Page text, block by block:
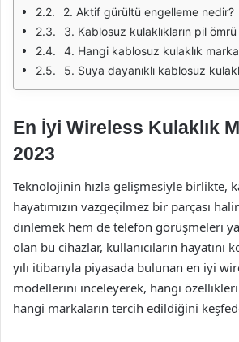
2. Aktif gürültü engelleme nedir?
3. Kablosuz kulaklıkların pil
4. Hangi kablosuz kulaklık
5. Suya dayanıklı kablosuz
En İyi Wireless Kulaklık
2023
Teknolojinin hızla gelişmesiyle birlikte,
hayatımızın vazgeçilmez bir parçası
dinlemek hem de telefon görüşmeleri
olan bu cihazlar, kullanıcıların hayatını
yılı itibarıyla piyasada bulunan en iyi
modellerini inceleyerek, hangi özelliklerin
hangi markaların tercih edildiğini